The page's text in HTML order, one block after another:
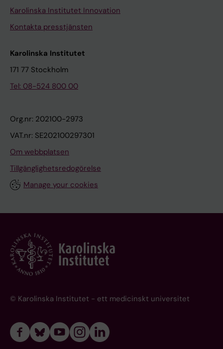
Karolinska Institutet Innovation
Kontakta presstjänsten
Karolinska Institutet
171 77 Stockholm
Tel: 08-524 800 00
Org.nr: 202100-2973
VAT.nr: SE202100297301
Om webbplatsen
Tillgänglighetsredogörelse
Manage your cookies
© Karolinska Institutet - ett medicinskt universitet